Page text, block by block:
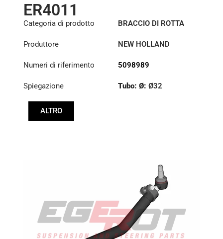
ER4011
Categoria di prodotto BRACCIO DI ROTTA
Produttore NEW HOLLAND
Numeri di riferimento 5098989
Spiegazione Tubo: Ø: Ø32
ALTRO